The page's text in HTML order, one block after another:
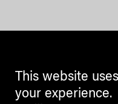
This website
your experience.